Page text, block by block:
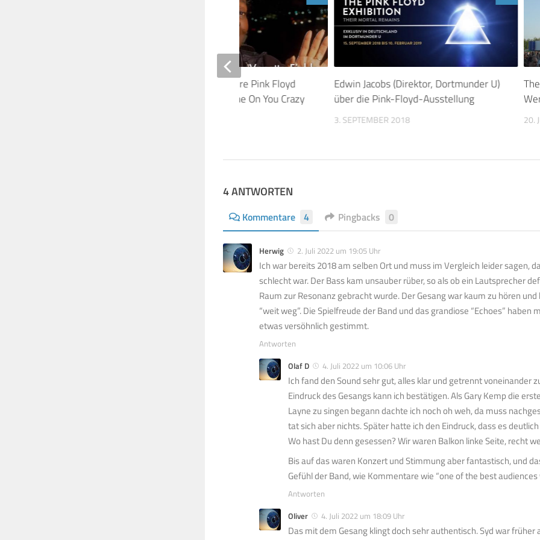
Edwin Jacobs (Direktor, Dortmunder U)
über die Pink-Floyd-Ausstellung
3. SEPTEMBER 2018 20.
Venetta Fields über ihre Pink Floyd
Tourneen und die Shine On You Crazy
4 ANTWORTEN
Kommentare 4 Pingbacks 0
Herwig 2. Juli 2022 um 19:05 Uhr
Ich war bereits 2018 am selben Ort und muss im Vergleich leider sagen,
schlecht war. Der Bass kam unsauber rüber, so als ob ein Lautsprecher
Raum zur Resonanz gebracht wurde. Der Gesang war kaum zu hören
“weit weg”. Die Spielfreude der Band und das grandiose “Echoes” haben
etwas versöhnlich gestimmt.
Antworten
Olaf D
4. Juli 2022 um 10:06 Uhr
Ich fand den Sound sehr gut, alles klar und getrennt voneinander
Eindruck des Gesangs kann ich bestätigen. Als Gary Kemp die
Layne zu singen begann dachte ich noch oh weh, da muss
tat sich aber nichts. Später hatte ich den Eindruck, dass es
Wo hast Du denn gesessen? Wir waren Balkon linke Seite, recht
Bis auf das waren Konzert und Stimmung aber fantastisch, und
Gefühl der Band, wie Kommentare wie “one of the best
Antworten
Oliver
4. Juli 2022 um 18:09 Uhr
Das mit dem Gesang klingt doch sehr authentisch. Syd war früher